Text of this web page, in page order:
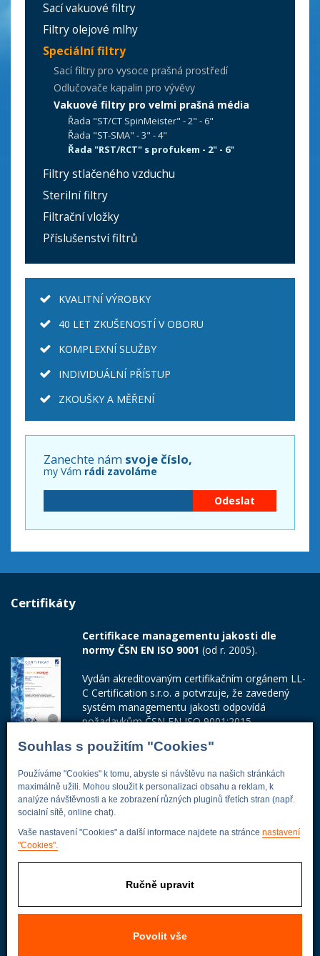
Souhlas s použitím "Cookies"
Používáme "Cookies" k tomu, abyste si návštěvu na našich stránkách
maximálně užili. Mohou sloužit k personalizaci obsahu a reklam, k
analýze návštěvnosti a ke zobrazení různých pluginů třetích stran (např.
socialní sítě, online chat).
Vaše nastavení "Cookies" a další informace najdete na stránce nastavení
"Cookies".
Ručně upravit
Povolit vše
Sací vakuové filtry
Filtry olejové mlhy
Speciální filtry
Sací filtry pro vysoce prašná prostředí
Odlučovače kapalin pro vývěvy
Vakuové filtry pro velmi prašná média
Řada "ST/CT SpinMeister" - 2" - 6"
Řada "ST-SMA" - 3" - 4"
Řada "RST/RCT" s profukem - 2" - 6"
Filtry stlačeného vzduchu
Sterilní filtry
Filtrační vložky
Příslušenství filtrů
KVALITNÍ VÝROBKY
40 LET ZKUŠENOSTÍ V OBORU
KOMPLEXNÍ SLUŽBY
INDIVIDUÁLNÍ PŘÍSTUP
ZKOUŠKY A MĚŘENÍ
Zanechte nám svoje číslo,
my Vám rádi zavoláme
Certifikáty
Certifikace managementu jakosti dle
normy ČSN EN ISO 9001 (od r. 2005).
Vydán akreditovaným certifikačním orgánem LL-
C Certification s.r.o. a potvrzuje, že zavedený
systém managementu jakosti odpovídá
požadavkům ČSN EN ISO 9001:2015.
Číslo certifikátu: 42014103
Adresa firmy
Energoekonom